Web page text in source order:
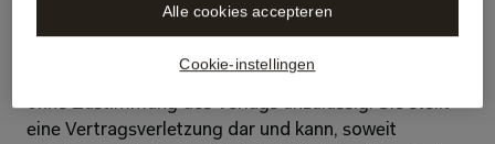
Modell) ist ausgeschlossen. Die Weitergabe der
/ des Kunden sowie an aussenstehende Dritte ist
ohne Zustimmung des Verlags unzulässig. Sie stellt
eine Vertragsverletzung dar und kann, soweit
Cookie-instellingen
Alle cookies accepteren